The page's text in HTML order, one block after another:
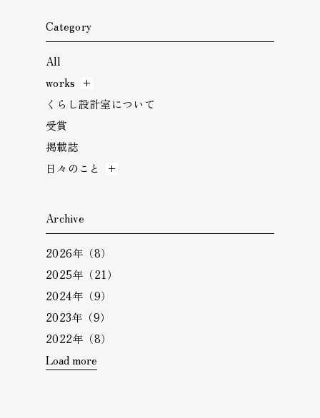
Category
All
works
くらし設計室について
受賞
掲載誌
日々のこと
Archive
2026年（8）
2025年（21）
2024年（9）
2023年（9）
2022年（8）
Load more